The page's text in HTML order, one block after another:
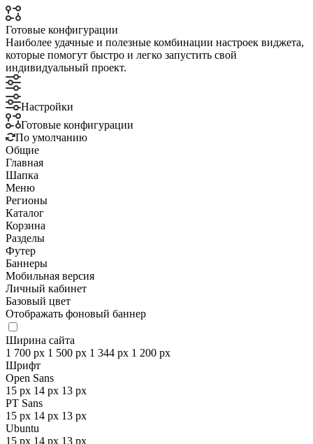
Готовые конфигурации
Наиболее удачные и полезные комбинации настроек виджета,
которые помогут быстро и легко запустить свой
индивидуальный проект.
Настройки
Готовые конфигурации
По умолчанию
Общие
Главная
Шапка
Меню
Регионы
Каталог
Корзина
Разделы
Футер
Баннеры
Мобильная версия
Личный кабинет
Базовый цвет
Отображать фоновый баннер
Ширина сайта
1 700 px 1 500 px 1 344 px 1 200 px
Шрифт
Open Sans
15 px 14 px 13 px
PT Sans
15 px 14 px 13 px
Ubuntu
15 px 14 px 13 px